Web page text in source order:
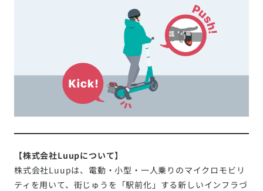
【株式会社Luupについて】
株式会社Luupは、電動・小型・一人乗りのマイクロモビリ
ティを用いて、街じゅうを「駅前化」する新しいインフラづ